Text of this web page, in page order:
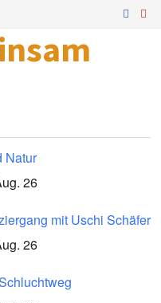
Natur
26
mit Uschi Schäfer
26